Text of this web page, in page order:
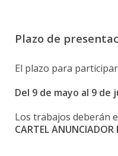
Plazo de
El plazo para
Del 9 de mayo al 9 de
Los trabajos deberán
CARTEL ANUNCIADOR